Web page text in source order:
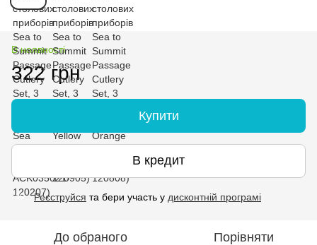
В наявності
322 грн
Купити
В кредит
% Реєструйся та бери участь у дисконтній програмі
До обраного Порівняти